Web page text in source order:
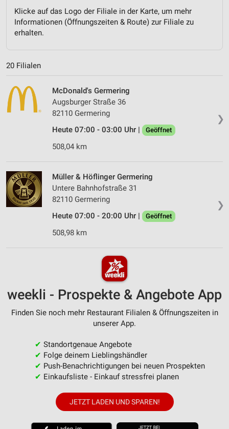
Klicke auf das Logo der Filiale in der Karte, um mehr
Informationen (Öffnungszeiten & Route) zur Filiale zu
erhalten.
20 Filialen
❯
McDonald's Germering
Augsburger Straße 36
82110 Germering
Heute 07:00 - 03:00 Uhr |
Geöffnet
508,04 km
❯
Müller & Höflinger Germering
Untere Bahnhofstraße 31
82110 Germering
Heute 07:00 - 20:00 Uhr |
Geöffnet
508,98 km
weekli - Prospekte & Angebote App
Finden Sie noch mehr Restaurant Filialen & Öffnungszeiten in
unserer App.
✔ Standortgenaue Angebote
✔ Folge deinem Lieblingshändler
✔ Push-Benachrichtigungen bei neuen Prospekten
✔ Einkaufsliste - Einkauf stressfrei planen
JETZT LADEN UND SPAREN!